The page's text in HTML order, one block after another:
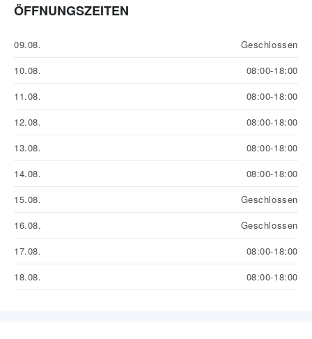
ÖFFNUNGSZEITEN
09.08.
Geschlossen
10.08.
08:00-18:00
11.08.
08:00-18:00
12.08.
08:00-18:00
13.08.
08:00-18:00
14.08.
08:00-18:00
15.08.
Geschlossen
16.08.
Geschlossen
17.08.
08:00-18:00
18.08.
08:00-18:00